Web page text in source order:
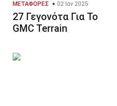
ΜΕΤΑΦΟΡΈΣ 02 Ιαν 2025
27 Γεγονότα Για Το
GMC Terrain